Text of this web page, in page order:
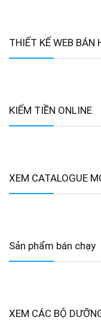
THIẾT KẾ WEB BÁN
KIẾM TIỀN ONLINE
XEM CATALOGUE
Sản phẩm bán chạy
XEM CÁC BỘ